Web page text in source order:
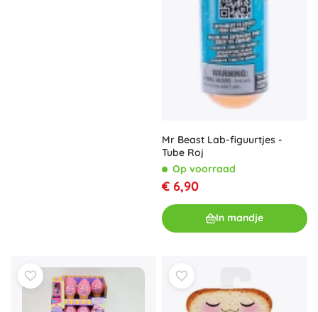
Mr Beast Lab-figuurtjes -
Tube Roj
Op voorraad
€ 6,90
In mandje